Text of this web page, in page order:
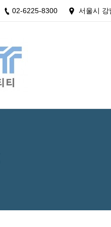
02-6225-8300 서울시 강